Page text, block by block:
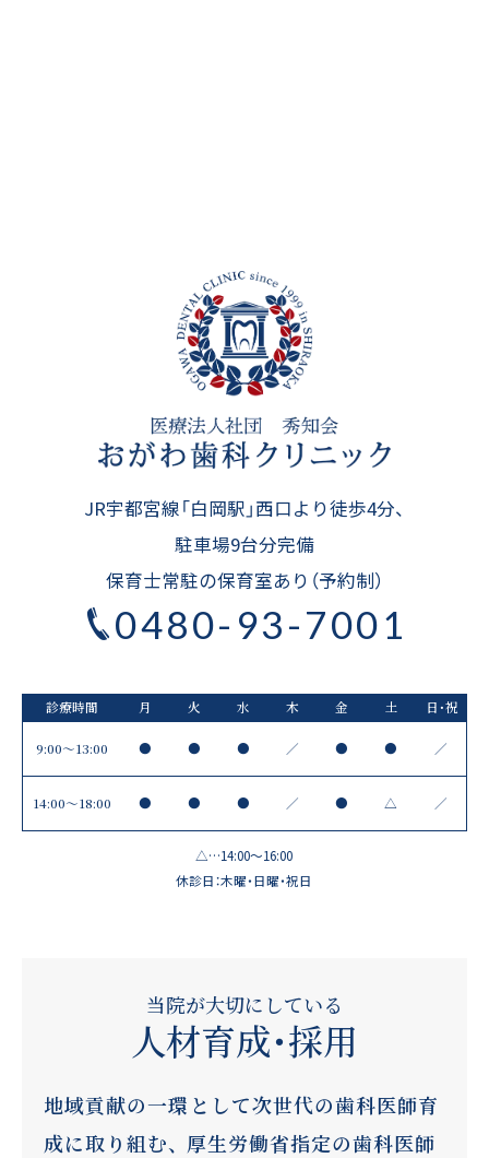
JR宇都宮線「白岡駅」西口より徒歩4分、
駐車場9台分完備
保育士常駐の保育室あり（予約制）
0480-93-7001
診療時間 月 火 水 木 金 土 日・祝
9:00～13:00 ● ● ● ／ ● ● ／
14:00〜18:00 ● ● ● ／ ● △ ／
△…14:00～16:00
休診日：木曜・日曜・祝日
当院が大切にしている
人材育成・採用
地域貢献の一環として次世代の歯科医師育
成に取り組む、 厚生労働省指定の歯科医師
まず医院コードをコピー
d00000362
コピーする
LINE友だち追加
友だち追加
LINEに移動する